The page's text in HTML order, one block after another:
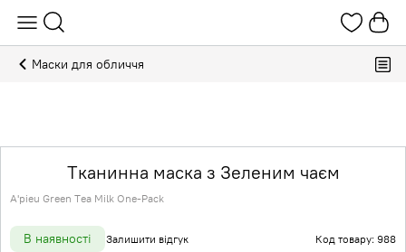
Маски для обличчя
Тканинна маска з Зеленим чаєм
A'pieu Green Tea Milk One-Pack
В наявності Залишити відгук Код товару: 988